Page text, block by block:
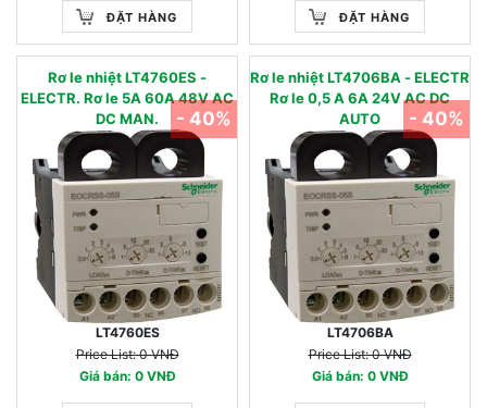
ĐẶT HÀNG ĐẶT HÀNG
Rơ le nhiệt LT4760ES -
ELECTR. Rơ le 5A 60A 48V AC
DC MAN.
LT4760ES
Price List: 0 VNĐ
Giá bán: 0 VNĐ
- 40%
Rơ le nhiệt LT4706BA - ELECTR
Rơ le 0,5 A 6A 24V AC DC
AUTO
LT4706BA
Price List: 0 VNĐ
Giá bán: 0 VNĐ
- 40%